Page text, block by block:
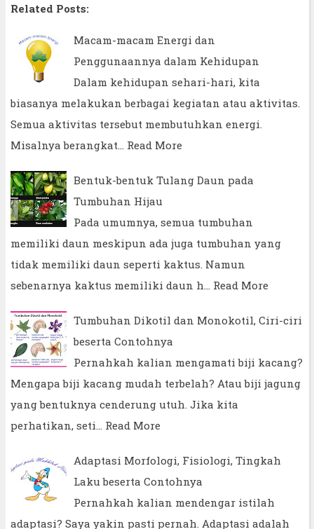
Related Posts:
Macam-macam Energi dan
Penggunaannya dalam Kehidupan
Dalam kehidupan sehari-hari, kita
biasanya melakukan berbagai kegiatan atau aktivitas.
Semua aktivitas tersebut membutuhkan energi.
Misalnya berangkat…
Read More
Bentuk-bentuk Tulang Daun pada
Tumbuhan Hijau
Pada umumnya, semua tumbuhan
memiliki daun meskipun ada juga tumbuhan yang
tidak memiliki daun seperti kaktus. Namun
sebenarnya kaktus memiliki daun h…
Read More
Tumbuhan Dikotil dan Monokotil, Ciri-ciri
beserta Contohnya
Pernahkah kalian mengamati biji kacang?
Mengapa biji kacang mudah terbelah? Atau biji jagung
yang bentuknya cenderung utuh. Jika kita
perhatikan, seti…
Read More
Adaptasi Morfologi, Fisiologi, Tingkah
Laku beserta Contohnya
Pernahkah kalian mendengar istilah
adaptasi? Saya yakin pasti pernah. Adaptasi adalah